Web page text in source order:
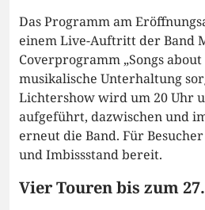
Das Programm am
einem Live-Auftritt der Band
Coverprogramm „Songs
musikalische Unterhaltung
Lichtershow wird um 20 Uhr
aufgeführt, dazwischen und
erneut die Band. Für
und Imbissstand bereit.
Vier Touren bis zum